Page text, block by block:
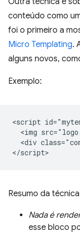
conteúdo como
foi o primeiro a
Micro Templating.
alguns novos,
Exemplo:
<script
<img
<div
Resumo da
Nada é
esse bloco